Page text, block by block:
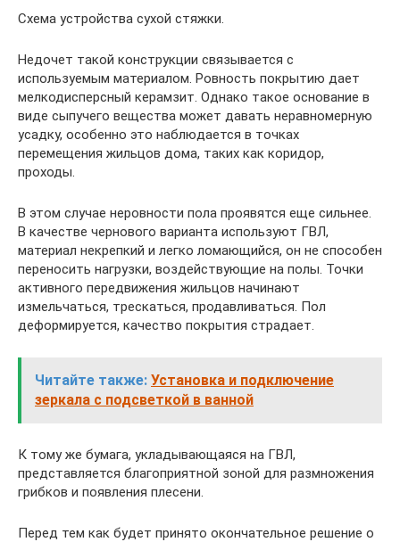
Схема устройства сухой стяжки.
Недочет такой конструкции связывается с
используемым материалом. Ровность покрытию дает
мелкодисперсный керамзит. Однако такое основание в
виде сыпучего вещества может давать неравномерную
усадку, особенно это наблюдается в точках
перемещения жильцов дома, таких как коридор,
проходы.
В этом случае неровности пола проявятся еще сильнее.
В качестве чернового варианта используют ГВЛ,
материал некрепкий и легко ломающийся, он не способен
переносить нагрузки, воздействующие на полы. Точки
активного передвижения жильцов начинают
измельчаться, трескаться, продавливаться. Пол
деформируется, качество покрытия страдает.
Читайте также: Установка и подключение
зеркала с подсветкой в ванной
К тому же бумага, укладывающаяся на ГВЛ,
представляется благоприятной зоной для размножения
грибков и появления плесени.
Перед тем как будет принято окончательное решение о